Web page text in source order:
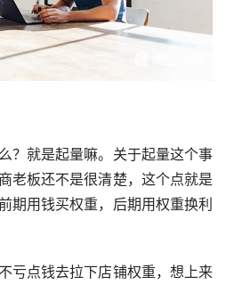
？就是起量嘛。关于起量这个事
老板还不是很清楚，这个点就是
期用钱买权重，后期用权重换利
亏点钱去拉下店铺权重，想上来